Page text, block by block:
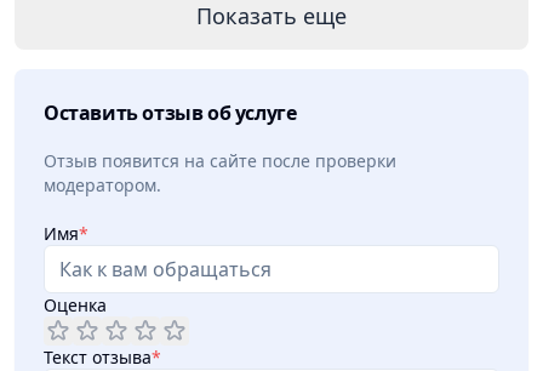
Показать еще
Оставить отзыв об услуге
Отзыв появится на сайте после проверки
модератором.
Имя*
Оценка
Текст отзыва*